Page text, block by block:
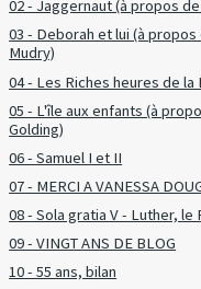
02 - Jaggernaut (à propos
03 - Deborah et lui (à
Mudry)
04 - Les Riches heures de la
05 - L'île aux enfants (à
Golding)
06 - Samuel I et II
07 - MERCI A VANESSA
08 - Sola gratia V - Luther, le
09 - VINGT ANS DE BLOG
10 - 55 ans, bilan